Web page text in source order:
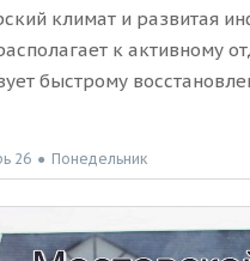
климат и развитая
к активному
быстрому
26 ● Понедельник